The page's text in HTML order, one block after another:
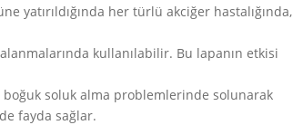
yatırıldığında her türlü akciğer hastalığında,
kullanılabilir. Bu lapanın etkisi
soluk alma problemlerinde solunarak
fayda sağlar.